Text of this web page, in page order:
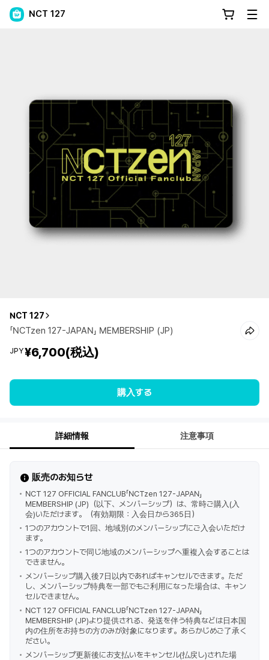
NCT 127
NCT 127
「NCTzen 127-JAPAN」 MEMBERSHIP (JP)
JPY¥6,700(税込)
購入する
詳細情報 注意事項
販売のお知らせ
NCT 127 OFFICIAL FANCLUB「NCTzen 127-JAPAN」
MEMBERSHIP (JP)（以下、メンバーシップ）は、常時ご購入(入
会)いただけます。（有効期限：入会日から365日）
1つのアカウントで1回、地域別のメンバーシップにご入会いただけ
ます。
1つのアカウントで同じ地域のメンバーシップへ重複入会することは
できません。
メンバーシップ購入後7日以内であればキャンセルできます。ただ
し、メンバーシップ特典を一部でもご利用になった場合は、キャン
セルできません。
NCT 127 OFFICIAL FANCLUB「NCTzen 127-JAPAN」
MEMBERSHIP (JP)より提供される、発送を伴う特典などは日本国
内の住所をお持ちの方のみが対象になります。あらかじめご了承く
ださい。
メンバーシップ更新後にお支払いをキャンセル(払戻し)された場